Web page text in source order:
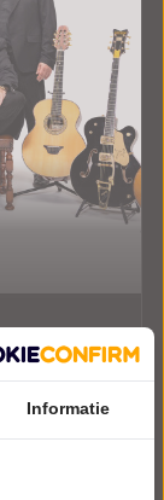
Informatie